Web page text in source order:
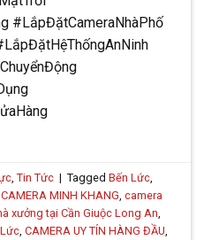
#LắpĐặtCameraNhàPhố
,Tin Tức | TaggedBến Lức
,CAMERA MINH KHANG ,camera
xưởng tại Cần Giuộc Long An
,CAMERA UY TÍN HÀNG ĐẦU